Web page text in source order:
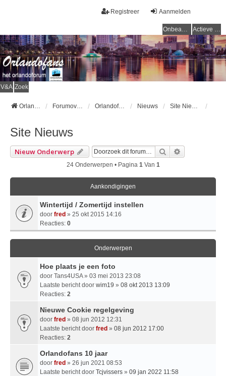
Aanmelden
Registreer
Onbeantwoorde onderwerpen Actieve onderwerpen
V&A Zoek
Orlandofans Homepage Forumoverzicht Orlandofans forum Nieuws Site Nieuws
Site Nieuws
Nieuw Onderwerp Zoek
24 Onderwerpen • Pagina 1Van 1
Aankondigingen
Wintertijd / Zomertijd instellen
door fred » 25 okt 2015 14:16
Reacties: 0
Onderwerpen
Hoe plaats je een foto
door Tans4USA» 03 mei 2013 23:08
Laatste bericht door wim19 » 08 okt 2013 13:09
Reacties: 2
Nieuwe Cookie regelgeving
door fred » 08 jun 2012 12:31
Laatste bericht door fred » 08 jun 2012 17:00
Reacties: 2
Orlandofans 10 jaar
door fred » 26 jun 2021 08:53
Laatste bericht door Tcjvissers » 09 jan 2022 11:58